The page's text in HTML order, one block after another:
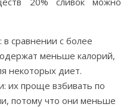
сравнении с более
меньше калорий,
некоторых диет.
их проще взбивать по
потому что они меньше